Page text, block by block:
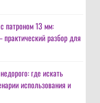
патроном 13 мм:
разбор для
где искать
использования и